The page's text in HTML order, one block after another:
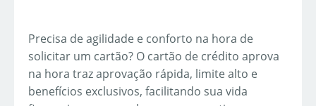
Precisa de agilidade e conforto na hora de
solicitar um cartão? O cartão de crédito aprova
na hora traz aprovação rápida, limite alto e
benefícios exclusivos, facilitando sua vida